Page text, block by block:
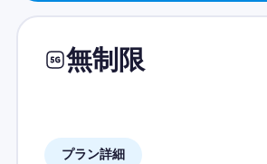
無制限
プラン詳細